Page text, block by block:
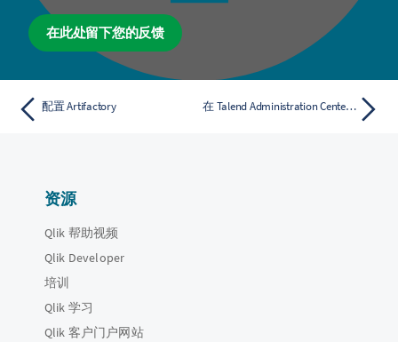
在此处留下您的反馈
配置 Artifactory 在 Talend Administration Center 中配置 Talend Artifact Repository
资源
Qlik 帮助视频
Qlik Developer
培训
Qlik 学习
Qlik 客户门户网站